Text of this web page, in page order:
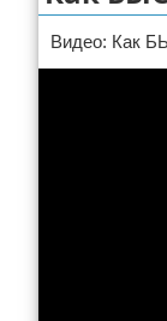
Видео: Как